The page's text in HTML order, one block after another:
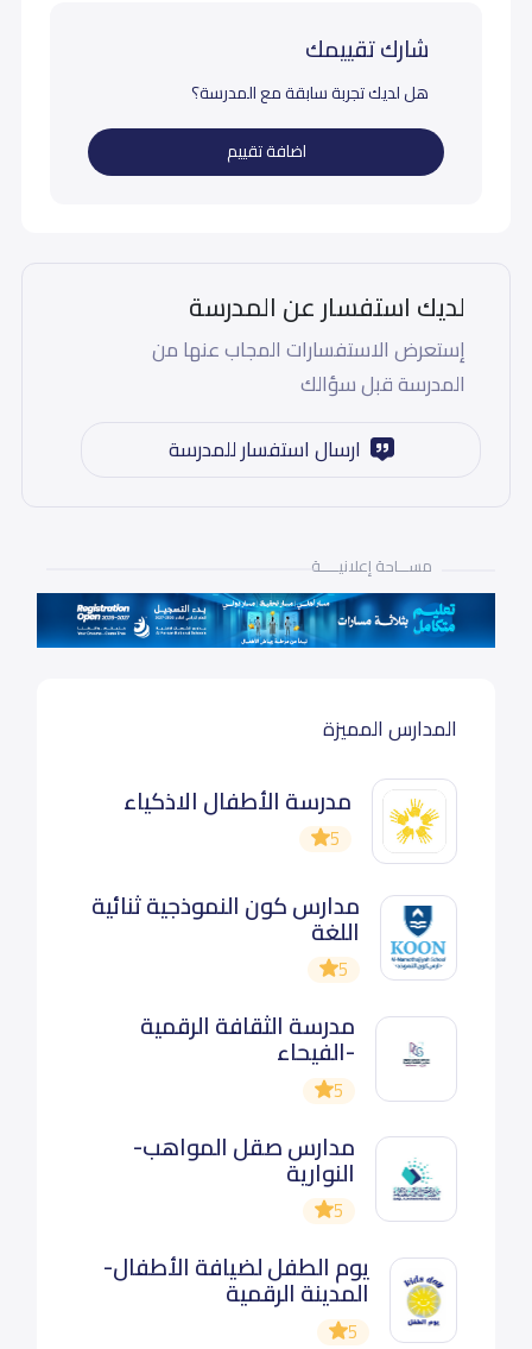
شارك تقييمك
هل لديك تجربة سابقة مع المدرسة؟
اضافة تقييم
لديك استفسار عن المدرسة
إستعرض الاستفسارات المجاب عنها من
المدرسة قبل سؤالك
ارسال استفسار للمدرسة
مســـاحة إعلانيـــــة
المدارس المميزة
مدرسة الأطفال الاذكياء
5
مدارس كون النموذجية ثنائية
اللغة
5
مدرسة الثقافة الرقمية
-الفيحاء
5
مدارس صقل المواهب-
النوارية
5
يوم الطفل لضيافة الأطفال-
المدينة الرقمية
5